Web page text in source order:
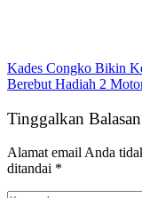
Kades Congko Bikin
Berebut Hadiah 2
Tinggalkan Balasan
Alamat email Anda
ditandai *